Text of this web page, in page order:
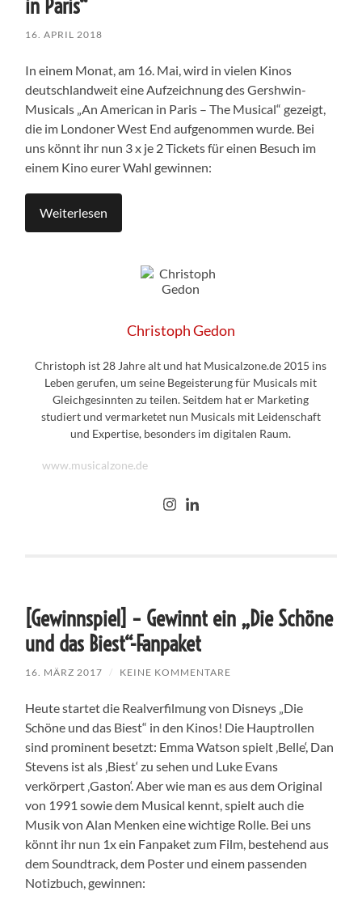
in Paris“
16. APRIL 2018
In einem Monat, am 16. Mai, wird in vielen Kinos
deutschlandweit eine Aufzeichnung des Gershwin-
Musicals „An American in Paris – The Musical“ gezeigt,
die im Londoner West End aufgenommen wurde. Bei
uns könnt ihr nun 3 x je 2 Tickets für einen Besuch im
einem Kino eurer Wahl gewinnen:
Weiterlesen
Christoph Gedon
Christoph ist 28 Jahre alt und hat Musicalzone.de 2015 ins
Leben gerufen, um seine Begeisterung für Musicals mit
Gleichgesinnten zu teilen. Seitdem hat er Marketing
studiert und vermarketet nun Musicals mit Leidenschaft
und Expertise, besonders im digitalen Raum.
www.musicalzone.de
[Gewinnspiel] – Gewinnt ein „Die Schöne
und das Biest“-Fanpaket
16. MÄRZ 2017 / KEINE KOMMENTARE
Heute startet die Realverfilmung von Disneys „Die
Schöne und das Biest“ in den Kinos! Die Hauptrollen
sind prominent besetzt: Emma Watson spielt ‚Belle‘, Dan
Stevens ist als ‚Biest‘ zu sehen und Luke Evans
verkörpert ‚Gaston‘. Aber wie man es aus dem Original
von 1991 sowie dem Musical kennt, spielt auch die
Musik von Alan Menken eine wichtige Rolle. Bei uns
könnt ihr nun 1x ein Fanpaket zum Film, bestehend aus
dem Soundtrack, dem Poster und einem passenden
Notizbuch, gewinnen: